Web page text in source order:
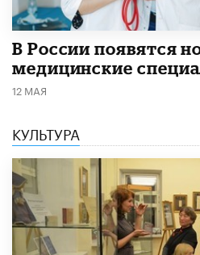
В России появятся
медицинские
12 МАЯ
КУЛЬТУРА